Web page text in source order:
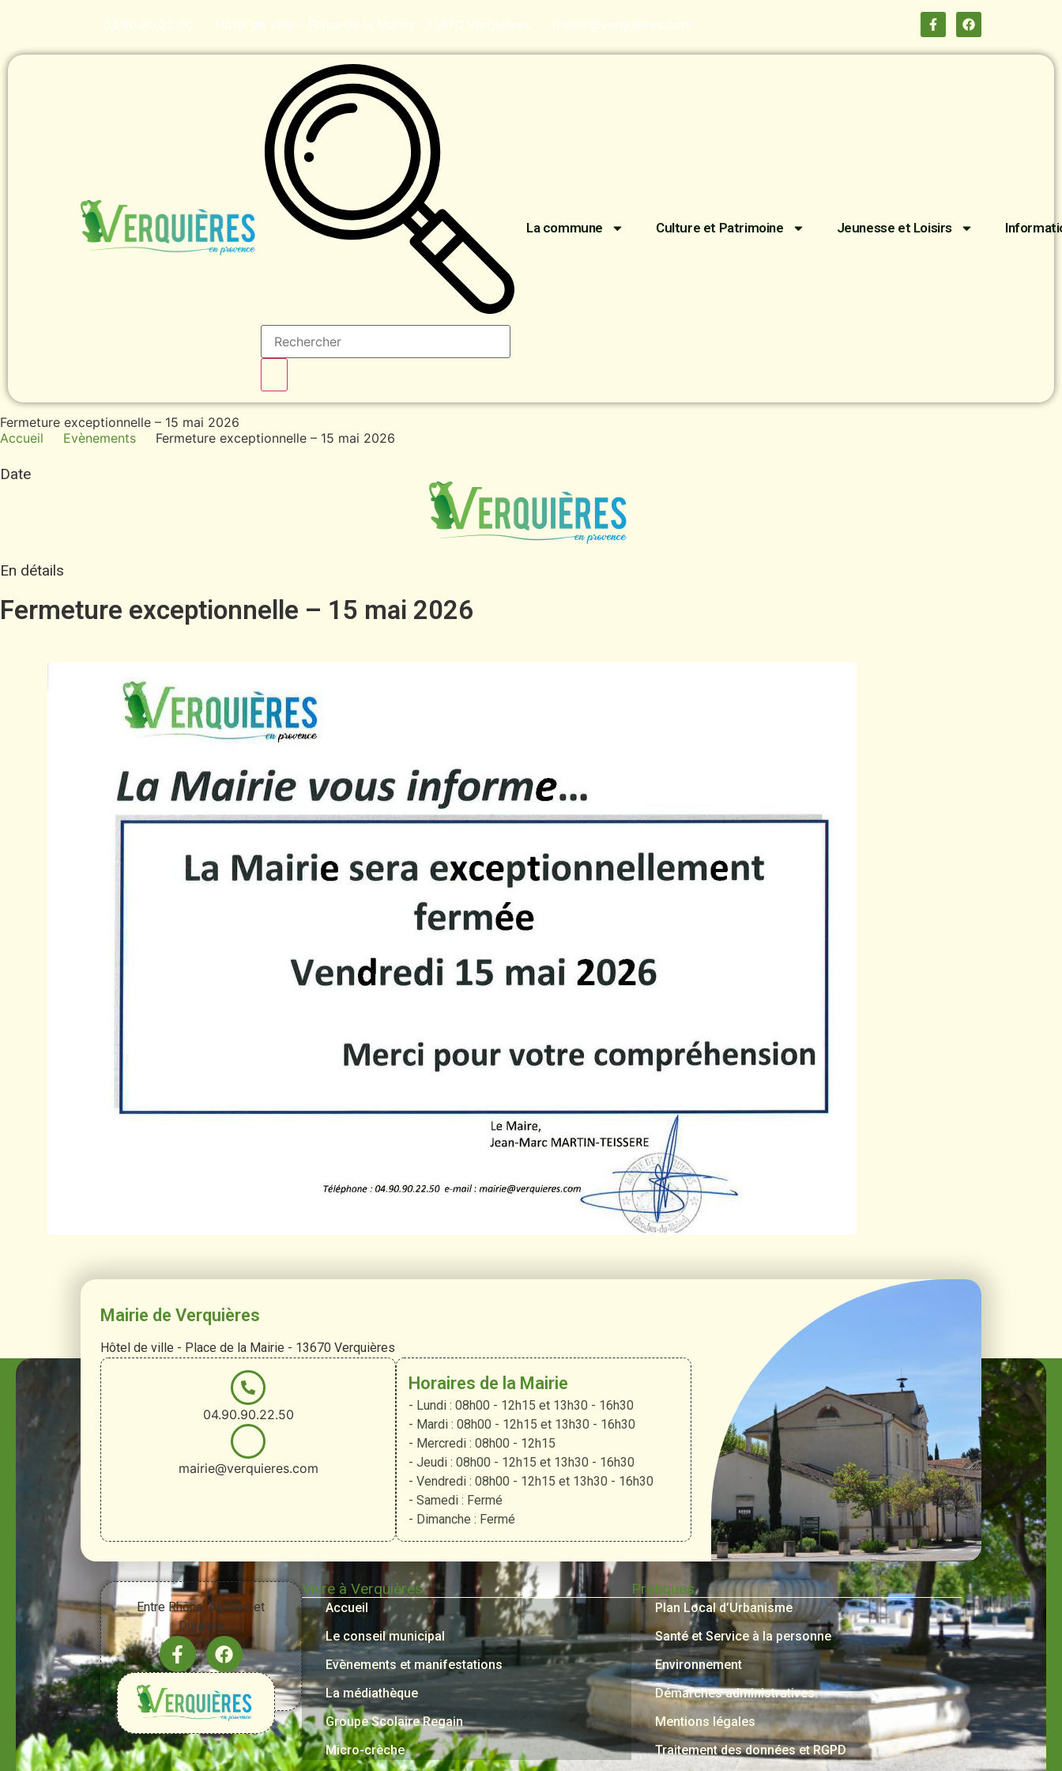
04.90.90.22.50 Hôtel de ville - Place de la Mairie - 13670 Verquières mairie@verquieres.com
La commune Culture et Patrimoine Jeunesse et Loisirs
Fermeture exceptionnelle – 15 mai 2026
Accueil
Evènements Fermeture exceptionnelle – 15 mai 2026
Date
En détails
Fermeture exceptionnelle – 15 mai 2026
Mairie de Verquières
Hôtel de ville - Place de la Mairie - 13670 Verquières
04.90.90.22.50
mairie@verquieres.com
Horaires de la Mairie
- Lundi : 08h00 - 12h15 et 13h30 - 16h30
- Mardi : 08h00 - 12h15 et 13h30 - 16h30
- Mercredi : 08h00 - 12h15
- Jeudi : 08h00 - 12h15 et 13h30 - 16h30
- Vendredi : 08h00 - 12h15 et 13h30 - 16h30
- Samedi : Fermé
- Dimanche : Fermé
Entre Rhône, Alpilles et
Durance
Vivre à Verquières
Accueil
Le conseil municipal
Evènements et manifestations
La médiathèque
Groupe Scolaire Regain
Micro-crèche
Pratiques
Plan Local d’Urbanisme
Santé et Service à la personne
Environnement
Démarches administratives
Mentions légales
Traitement des données et RGPD